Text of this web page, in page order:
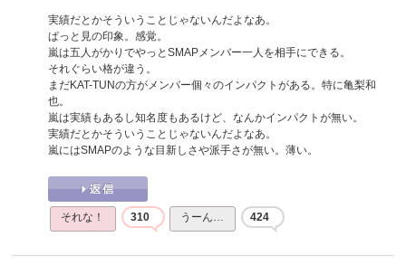
実績だとかそういうことじゃないんだよなあ。
ぱっと見の印象。感覚。
嵐は五人がかりでやっとSMAPメンバー一人を相手にできる。
それぐらい格が違う。
まだKAT-TUNの方がメンバー個々のインパクトがある。特に亀梨和
也。
嵐は実績もあるし知名度もあるけど、なんかインパクトが無い。
実績だとかそういうことじゃないんだよなあ。
嵐にはSMAPのような目新しさや派手さが無い。薄い。
それな！ 310 うーん… 424